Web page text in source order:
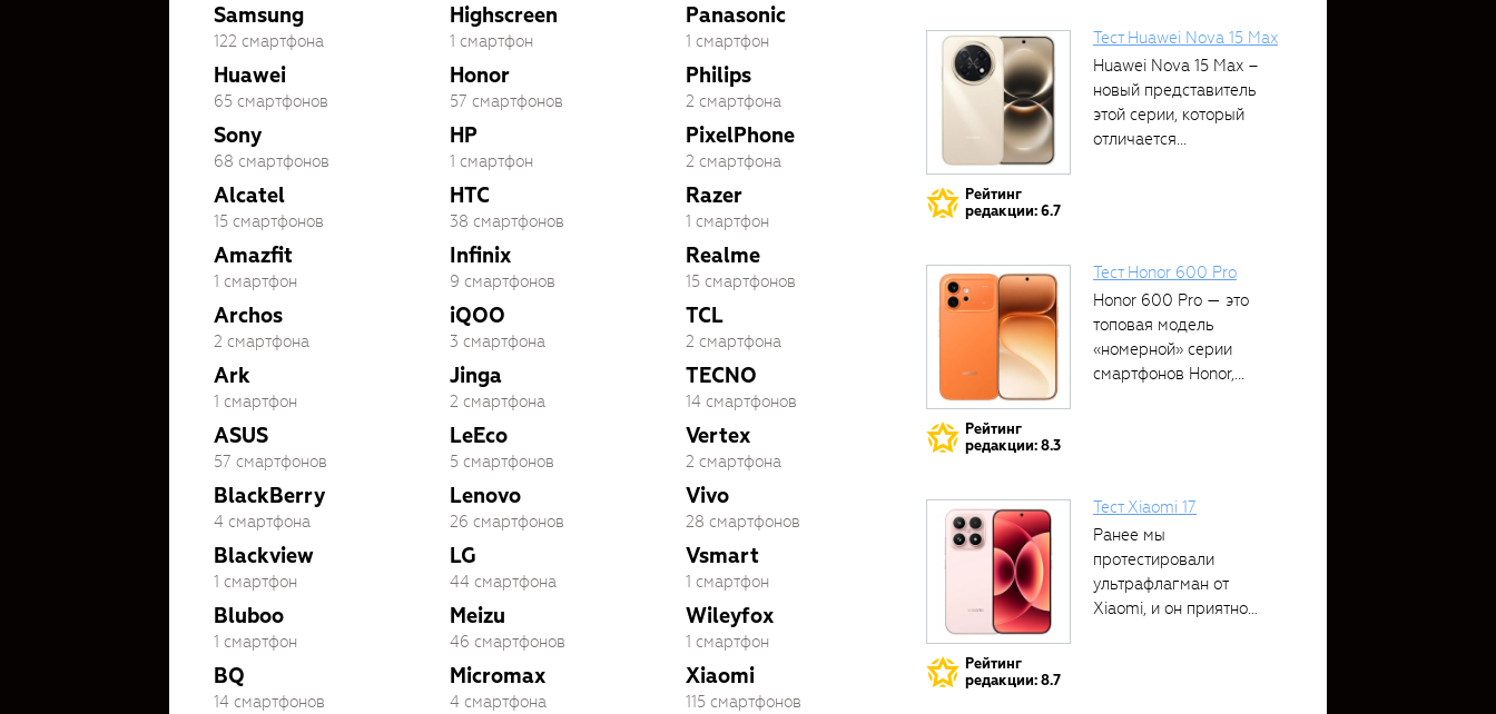
Samsung
122 смартфона
Huawei
65 смартфонов
Sony
68 смартфонов
Alcatel
15 смартфонов
Amazfit
1 смартфон
Archos
2 смартфона
Ark
1 смартфон
ASUS
57 смартфонов
BlackBerry
4 смартфона
Blackview
1 смартфон
Bluboo
1 смартфон
BQ
14 смартфонов
Highscreen
1 смартфон
Honor
57 смартфонов
HP
1 смартфон
HTC
38 смартфонов
Infinix
9 смартфонов
iQOO
3 смартфона
Jinga
2 смартфона
LeEco
5 смартфонов
Lenovo
26 смартфонов
LG
44 смартфона
Meizu
46 смартфонов
Micromax
4 смартфона
Panasonic
1 смартфон
Philips
2 смартфона
PixelPhone
2 смартфона
Razer
1 смартфон
Realme
15 смартфонов
TCL
2 смартфона
TECNO
14 смартфонов
Vertex
2 смартфона
Vivo
28 смартфонов
Vsmart
1 смартфон
Wileyfox
1 смартфон
Xiaomi
115 смартфонов
Рейтинг
редакции: 6.7
Тест Huawei Nova 15 Max
Huawei Nova 15 Max –
новый представитель
этой серии, который
отличается...
Рейтинг
редакции: 8.3
Тест Honor 600 Pro
Honor 600 Pro — это
топовая модель
«номерной» серии
смартфонов Honor,...
Рейтинг
редакции: 8.7
Тест Xiaomi 17
Ранее мы
протестировали
ультрафлагман от
Xiaomi, и он приятно